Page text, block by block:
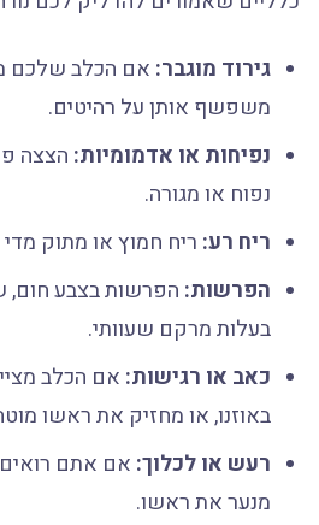
גירוד מוגבר:אם הכלב שלכם
משפשף אותן על רהיטים.
נפיחות או אדמומיות:הצצה
נפוח או מגורה.
ריח רע:ריח חמוץ או מתוק מדי
הפרשות:הפרשות בצבע חום,
בעלות מרקם שעוותי.
כאב או רגישות:אם הכלב
באוזנו, או מחזיק את ראשו
רעש או לכלוך:אם אתם רואים
מנער את ראשו.